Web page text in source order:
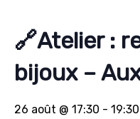
🔗Atelier :
bijoux –
26 août @ 17:30 - 19:30